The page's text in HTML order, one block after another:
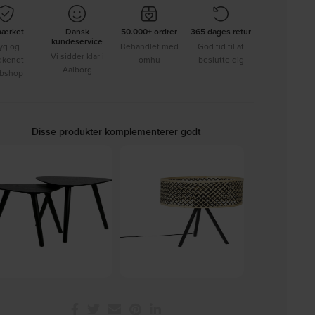
og
Dansk
kundeservice
Vi sidder klar i
Aalborg
50.000+ ordrer
Behandlet med
omhu
365 dages retur
God tid til at
beslutte dig
Disse produkter komplementerer godt